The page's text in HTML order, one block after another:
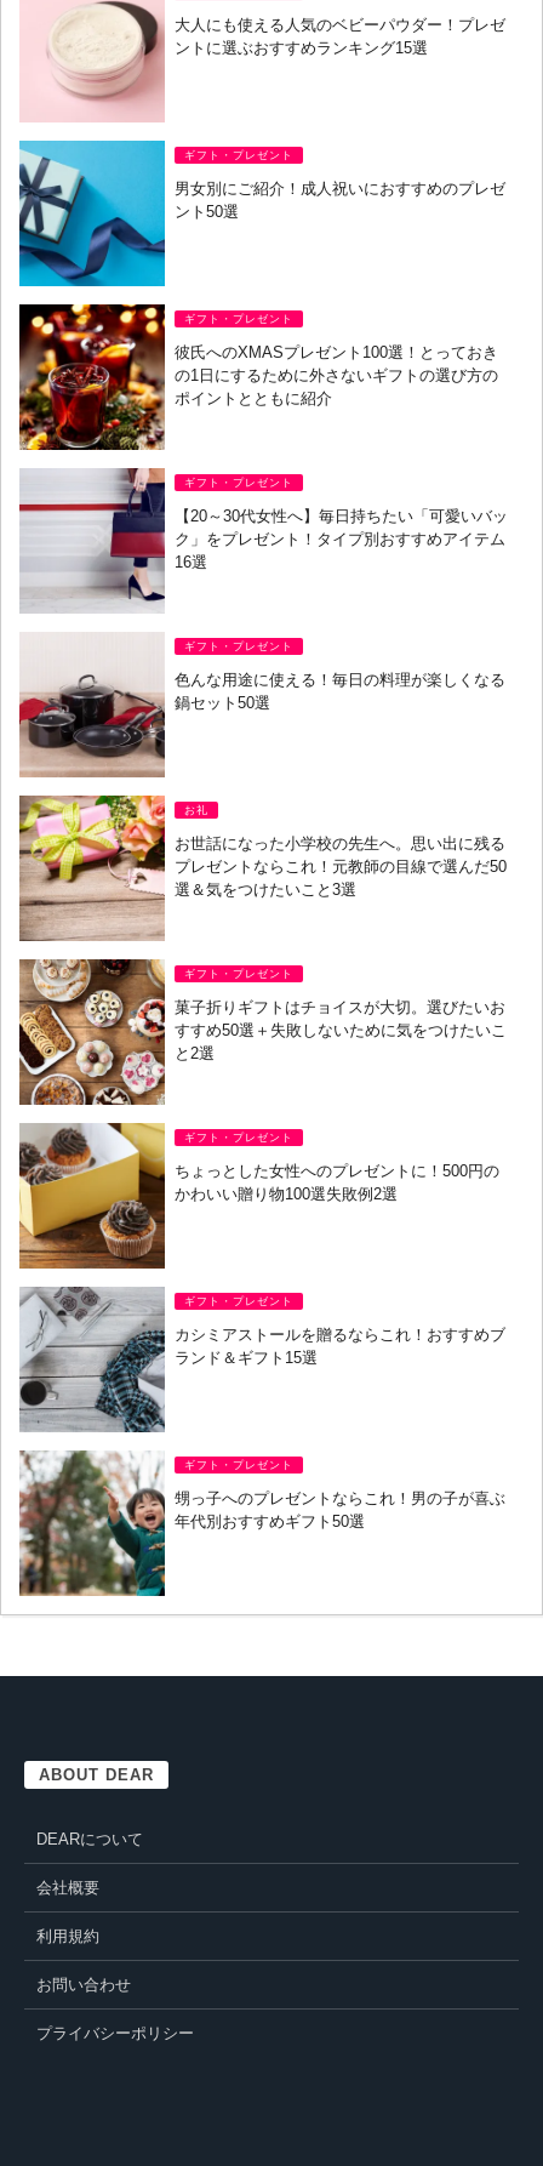
大人にも使える人気のベビーパウダー！プレゼ
ントに選ぶおすすめランキング15選
ギフト・プレゼント
男女別にご紹介！成人祝いにおすすめのプレゼ
ント50選
ギフト・プレゼント
彼氏へのXMASプレゼント100選！とっておき
の1日にするために外さないギフトの選び方の
ポイントとともに紹介
ギフト・プレゼント
【20～30代女性へ】毎日持ちたい「可愛いバッ
ク」をプレゼント！タイプ別おすすめアイテム
16選
ギフト・プレゼント
色んな用途に使える！毎日の料理が楽しくなる
鍋セット50選
お礼
お世話になった小学校の先生へ。思い出に残る
プレゼントならこれ！元教師の目線で選んだ50
選＆気をつけたいこと3選
ギフト・プレゼント
菓子折りギフトはチョイスが大切。選びたいお
すすめ50選＋失敗しないために気をつけたいこ
と2選
ギフト・プレゼント
ちょっとした女性へのプレゼントに！500円の
かわいい贈り物100選失敗例2選
ギフト・プレゼント
カシミアストールを贈るならこれ！おすすめブ
ランド＆ギフト15選
ギフト・プレゼント
甥っ子へのプレゼントならこれ！男の子が喜ぶ
年代別おすすめギフト50選
ABOUT DEAR
DEARについて
会社概要
利用規約
お問い合わせ
プライバシーポリシー